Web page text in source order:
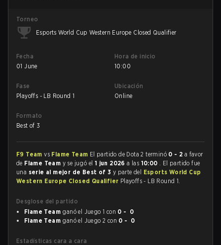
Torneo
Esports World Cup Western Europe Closed Qualifier
Fecha
01 June
Hora de inicio
10:00
Fase
Playoffs - LB Round 1
Ubicación
Online
Formato
Best of 3
F9 Teamvs Flame Team El partido de Dota 2 terminó 0 - 2 a favor
de Flame Team y se jugó el 1 jun 2026a las 10:00 . El partido fue
una serie al mejor de Best of 3 y parte del Esports World Cup
Western Europe Closed Qualifier Playoffs - LB Round 1.
Desglose del partido
Flame Team ganó el Juego 1 con 0 - 0
Flame Team ganó el Juego 2 con 0 - 0
Estadísticas cara a cara